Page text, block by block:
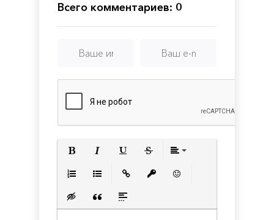
Всего комментариев: 0
Вставка скрытого текста
Вставка цитаты
Вставка спойлера